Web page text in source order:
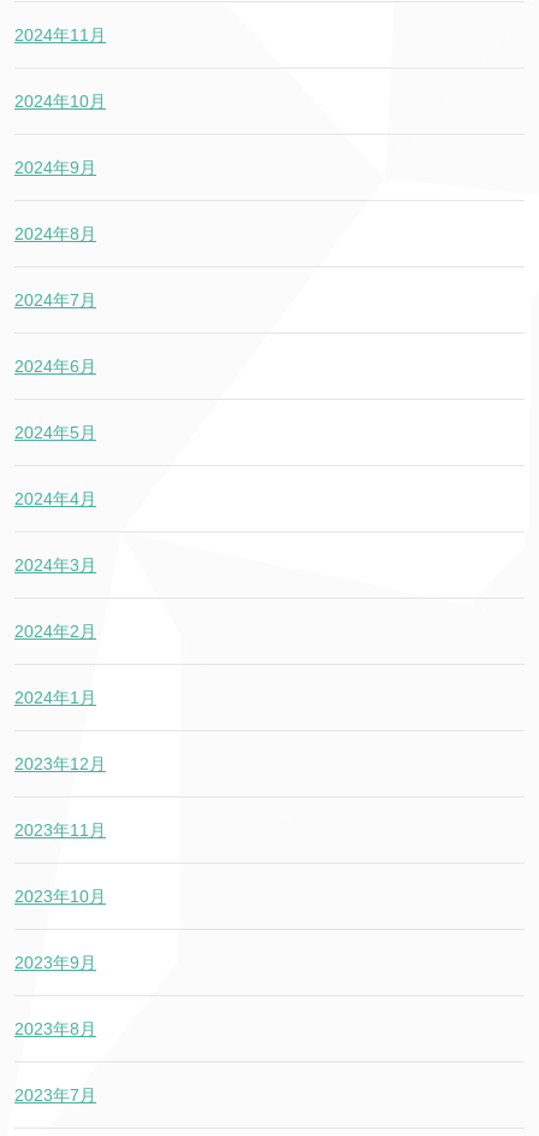
2024年11月
2024年10月
2024年9月
2024年8月
2024年7月
2024年6月
2024年5月
2024年4月
2024年3月
2024年2月
2024年1月
2023年12月
2023年11月
2023年10月
2023年9月
2023年8月
2023年7月